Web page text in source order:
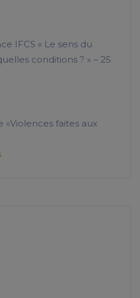
IFCS « Le sens du
conditions ? » – 25
«Violences faites aux